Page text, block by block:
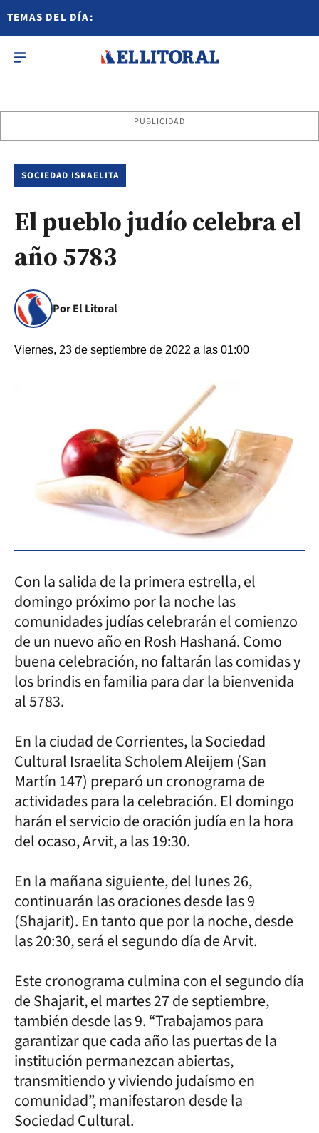
TEMAS DEL DÍA:
PUBLICIDAD
SOCIEDAD ISRAELITA
El pueblo judío celebra el
año 5783
Por El Litoral
Viernes, 23 de septiembre de 2022 a las 01:00
Con la salida de la primera estrella, el
domingo próximo por la noche las
comunidades judías celebrarán el comienzo
de un nuevo año en Rosh Hashaná. Como
buena celebración, no faltarán las comidas y
los brindis en familia para dar la bienvenida
al 5783.
En la ciudad de Corrientes, la Sociedad
Cultural Israelita Scholem Aleijem (San
Martín 147) preparó un cronograma de
actividades para la celebración. El domingo
harán el servicio de oración judía en la hora
del ocaso, Arvit, a las 19:30.
En la mañana siguiente, del lunes 26,
continuarán las oraciones desde las 9
(Shajarit). En tanto que por la noche, desde
las 20:30, será el segundo día de Arvit.
Este cronograma culmina con el segundo día
de Shajarit, el martes 27 de septiembre,
también desde las 9. “Trabajamos para
garantizar que cada año las puertas de la
institución permanezcan abiertas,
transmitiendo y viviendo judaísmo en
comunidad”, manifestaron desde la
Sociedad Cultural.